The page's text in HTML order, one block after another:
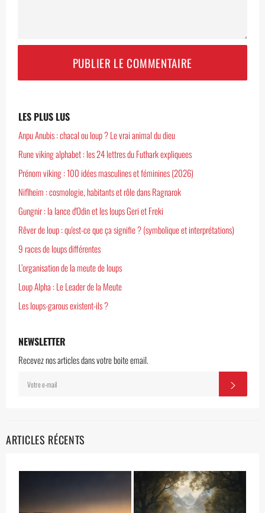
LES PLUS LUS
Anpu Anubis : chacal ou loup ? Le vrai animal du dieu
Rune viking alphabet : les 24 lettres du Futhark expliquees
Prénom viking : 100 idées masculines et féminines (2026)
Niflheim : cosmologie, habitants et rôle dans Ragnarok
Gungnir : la lance d'Odin et les loups Geri et Freki
Rêver de loup : qu'est-ce que ça signifie ? (symbolique et interprétations)
9 races de loups différentes
L’organisation de la meute de loups
Loup Alpha : Le Leader de la Meute
Les loups-garous existent-ils ?
NEWSLETTER
Recevez nos articles dans votre boite email.
VOUS
NOUVELLES,
OFFRES
ARTICLES RÉCENTS